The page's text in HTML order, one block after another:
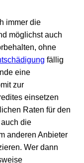
immer die
möglichst auch
ohne
fällig
eine
zur
einsetzen
Raten für den
die
anderen Anbieter
Wer dann